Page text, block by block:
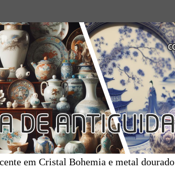
em Cristal Bohemia e metal dourado